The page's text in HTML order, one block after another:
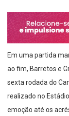
Em uma partida
ao fim, Barretos e
sexta rodada do
realizado no
emoção até os